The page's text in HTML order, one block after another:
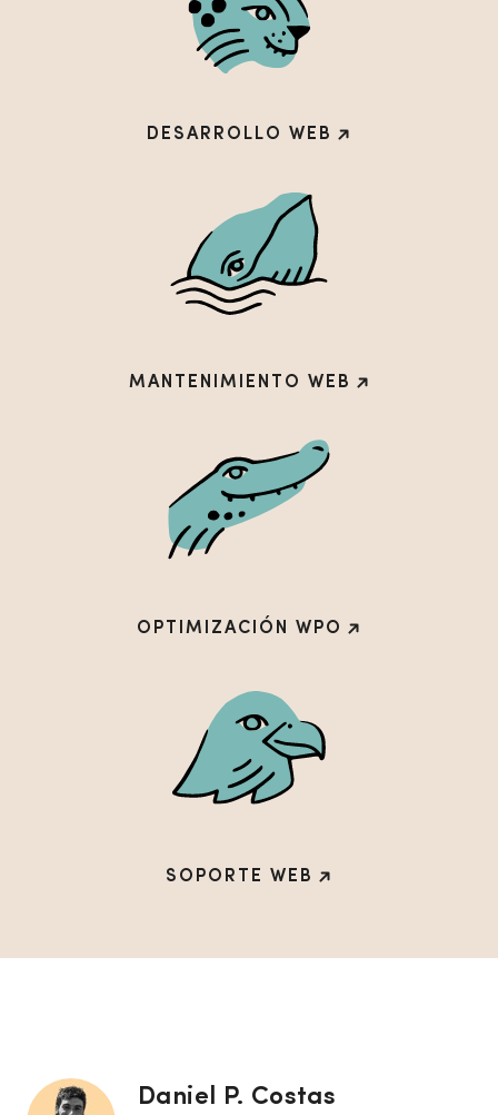
DESARROLLO WEB
MANTENIMIENTO WEB
OPTIMIZACIÓN WPO
SOPORTE WEB
Daniel P. Costas